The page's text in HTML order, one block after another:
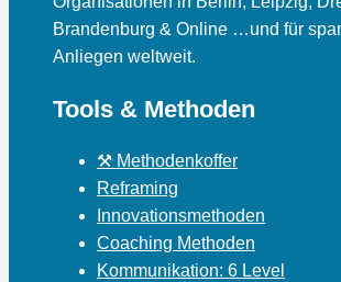
Brandenburg & Online …und für
Anliegen weltweit.
Tools & Methoden
⚒ Methodenkoffer
Reframing
Innovationsmethoden
Coaching Methoden
Kommunikation: 6 Level